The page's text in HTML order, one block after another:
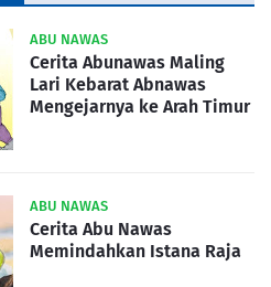
ABU NAWAS
Cerita Abunawas Maling
Lari Kebarat Abnawas
Mengejarnya ke Arah Timur
ABU NAWAS
Cerita Abu Nawas
Memindahkan Istana Raja